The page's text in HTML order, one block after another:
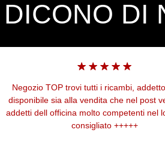
DICONO DI
Ottimo negozio, seri e veloci nella
acquistato portapacchi per BMW
ottimo prezzo. Gentili e pazienti nelle
telefoniche.